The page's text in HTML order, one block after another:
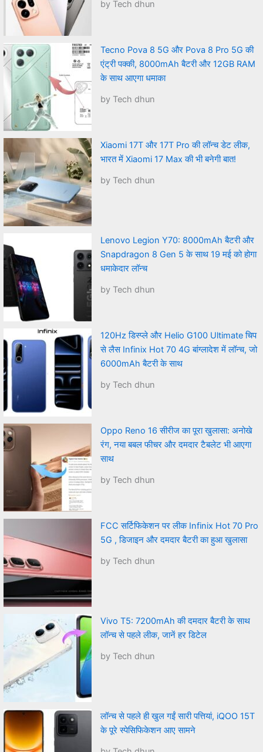
by Tech dhun
Tecno Pova 8 5G और Pova 8 Pro 5G की
एंट्री पक्की, 8000mAh बैटरी और 12GB RAM
के साथ आएगा धमाका
by Tech dhun
Xiaomi 17T और 17T Pro की लॉन्च डेट लीक,
भारत में Xiaomi 17 Max की भी बनेगी बात!
by Tech dhun
Lenovo Legion Y70: 8000mAh बैटरी और
Snapdragon 8 Gen 5 के साथ 19 मई को होगा
धमाकेदार लॉन्च
by Tech dhun
120Hz डिस्प्ले और Helio G100 Ultimate चिप
से लैस Infinix Hot 70 4G बांग्लादेश में लॉन्च, जो
6000mAh बैटरी के साथ
by Tech dhun
Oppo Reno 16 सीरीज का पूरा खुलासा: अनोखे
रंग, नया बबल फीचर और दमदार टैबलेट भी आएगा
साथ
by Tech dhun
FCC सर्टिफिकेशन पर लीक Infinix Hot 70 Pro
5G , डिजाइन और दमदार बैटरी का हुआ खुलासा
by Tech dhun
Vivo T5: 7200mAh की दमदार बैटरी के साथ
लॉन्च से पहले लीक, जानें हर डिटेल
by Tech dhun
लॉन्च से पहले ही खुल गईं सारी पत्तियां, iQOO 15T
के पूरे स्पेसिफिकेशन आए सामने